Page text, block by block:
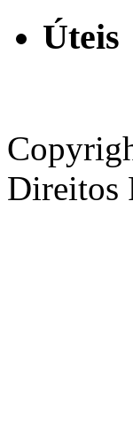
Úteis
Direitos